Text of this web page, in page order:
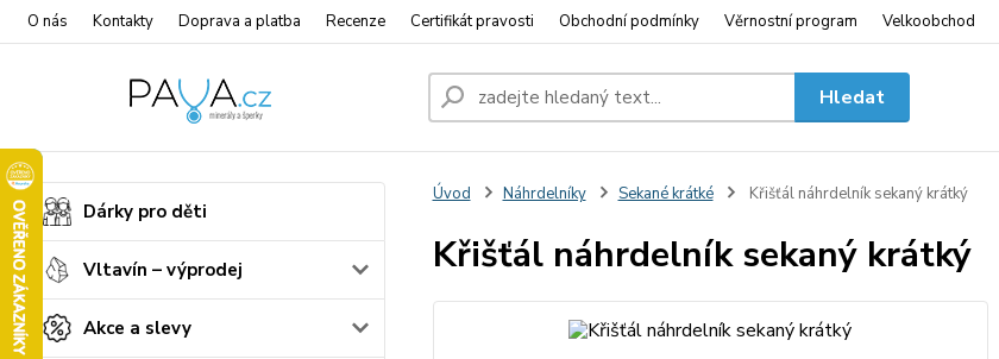
O nás Kontakty Doprava a platba Recenze Certifikát pravosti Obchodní podmínky Věrnostní program Velkoobchod
Hledat
Dárky pro děti
Vltavín – výprodej
Akce a slevy
Úvod Náhrdelníky Sekané krátké Křišťál náhrdelník sekaný krátký
Křišťál náhrdelník sekaný krátký